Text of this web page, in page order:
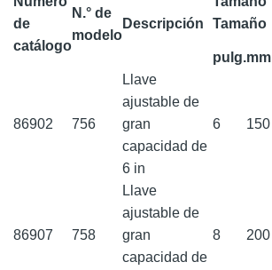
de
catálogo
N.° de
modelo
Descripción
Tamaño
pulg.mm
86902 756
Llave
ajustable de
gran
capacidad de
6 in
6 150
86907 758
Llave
ajustable de
gran
capacidad de
8 200